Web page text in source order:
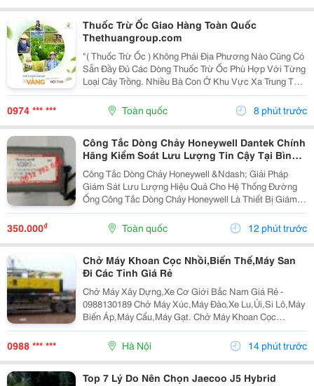
Thuốc Trừ Ốc Giao Hàng Toàn Quốc
Thethuangroup.com
"( Thuốc Trừ Ốc ) Không Phải Địa Phương Nào Cũng Có
Sẵn Đầy Đủ Các Dòng Thuốc Trừ Ốc Phù Hợp Với Từng
Loại Cây Trồng. Nhiều Bà Con Ở Khu Vực Xa Trung Tâm
Hoặc Các Cửa Hàng Vật Tư Nông Nghiệp Thường Mất
Khá Nhiều Thời Gian Để Tìm Nguồn Hàng Đúng Nhu...
0974 *** *** Toàn quốc 8 phút trước
Công Tắc Dòng Chảy Honeywell Dantek Chính
Hãng Kiểm Soát Lưu Lượng Tin Cậy Tại Bình
Định
Công Tắc Dòng Chảy Honeywell &Ndash; Giải Pháp
Giám Sát Lưu Lượng Hiệu Quả Cho Hệ Thống Đường
Ống Công Tắc Dòng Chảy Honeywell Là Thiết Bị Giám
Sát Lưu Lượng Được Sử Dụng Rộng Rãi Trong Các Hệ
Thống Hvac, Phòng Cháy Chữa Cháy (Pccc), Cấp
Thoát...
350.000₫ Toàn quốc 12 phút trước
Chở Máy Khoan Cọc Nhồi,Biến Thế,Máy San
Đi Các Tỉnh Giá Rẻ
Chở Máy Xây Dựng,Xe Cơ Giới Bắc Nam Giá Rẻ -
0988130189 Chở Máy Xúc,Máy Đào,Xe Lu,Ủi,Si Lô,Máy
Biến Áp,Máy Cẩu,Máy Gạt. Chở Máy Khoan Cọc
Nhồi,Biến Thế,Máy San,Bồn,Lu,Hàng Quá Khổ. Nhận
Ghép Hàng Hóa,Máy Công Trình Đi Các Tỉnh Bắc Nam
Giá Rẻ ...
0988 *** *** Hà Nội 14 phút trước
Top 7 Lý Do Nên Chọn Jaecoo J5 Hybrid